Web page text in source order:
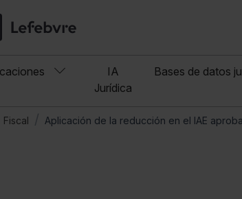
IA
Jurídica
Bases de datos
Fiscal Aplicación de la reducción en el IAE